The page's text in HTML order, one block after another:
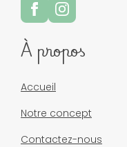
À propos
Accueil
Notre concept
Contactez-nous